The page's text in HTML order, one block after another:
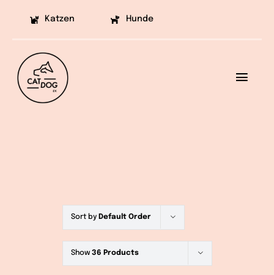
Katzen Hunde
Sort by Default Order
Show 36 Products